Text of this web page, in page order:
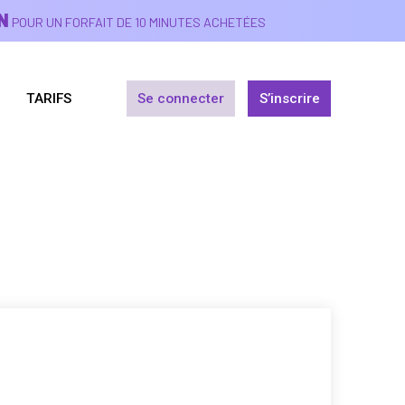
POUR UN FORFAIT DE 10 MINUTES ACHETÉES
TARIFS Se connecter S’inscrire